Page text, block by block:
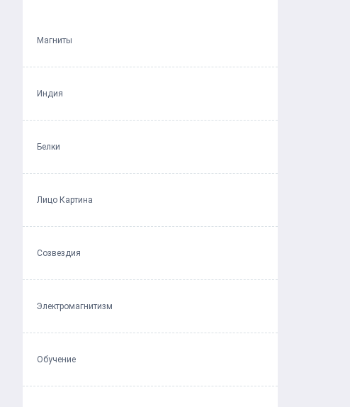
Магниты
Индия
Белки
Лицо Картина
Созвездия
Электромагнитизм
Обучение